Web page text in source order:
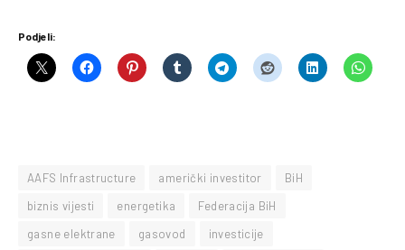
Podjeli:
AAFS Infrastructure američki investitor
BiH
biznis vijesti
energetika
Federacija BiH
gasne elektrane
gasovod
investicije